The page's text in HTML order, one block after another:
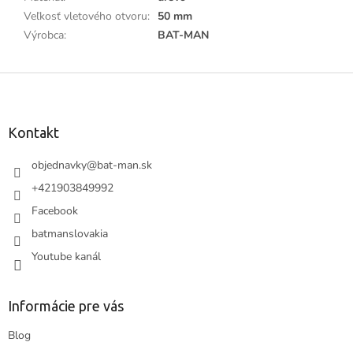
Veľkosť vletového otvoru: 50 mm
Výrobca: BAT-MAN
Kontakt
objednavky@bat-man.sk
+421903849992
Facebook
batmanslovakia
Youtube kanál
Informácie pre vás
Blog